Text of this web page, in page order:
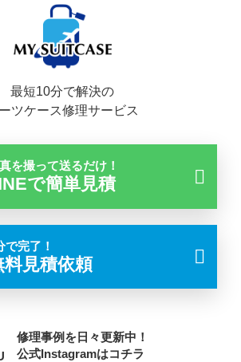
最短10分で解決の
ツケース修理サービス
を撮って送るだけ！
で簡単見積
で完了！
料見積依頼
修理事例を日々更新中！
公式Instagramはコチラ